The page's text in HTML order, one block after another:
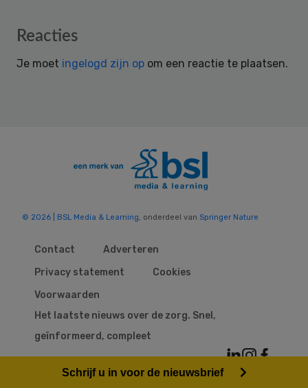
Reader
Reacties
Je moet ingelogd zijn op om een reactie te plaatsen.
© 2026 | BSL Media & Learning, onderdeel van Springer Nature
Contact
Adverteren
Privacy statement
Cookies
Voorwaarden
Het laatste nieuws over de zorg. Snel,
geïnformeerd, compleet
Schrijf u in voor de nieuwsbrief